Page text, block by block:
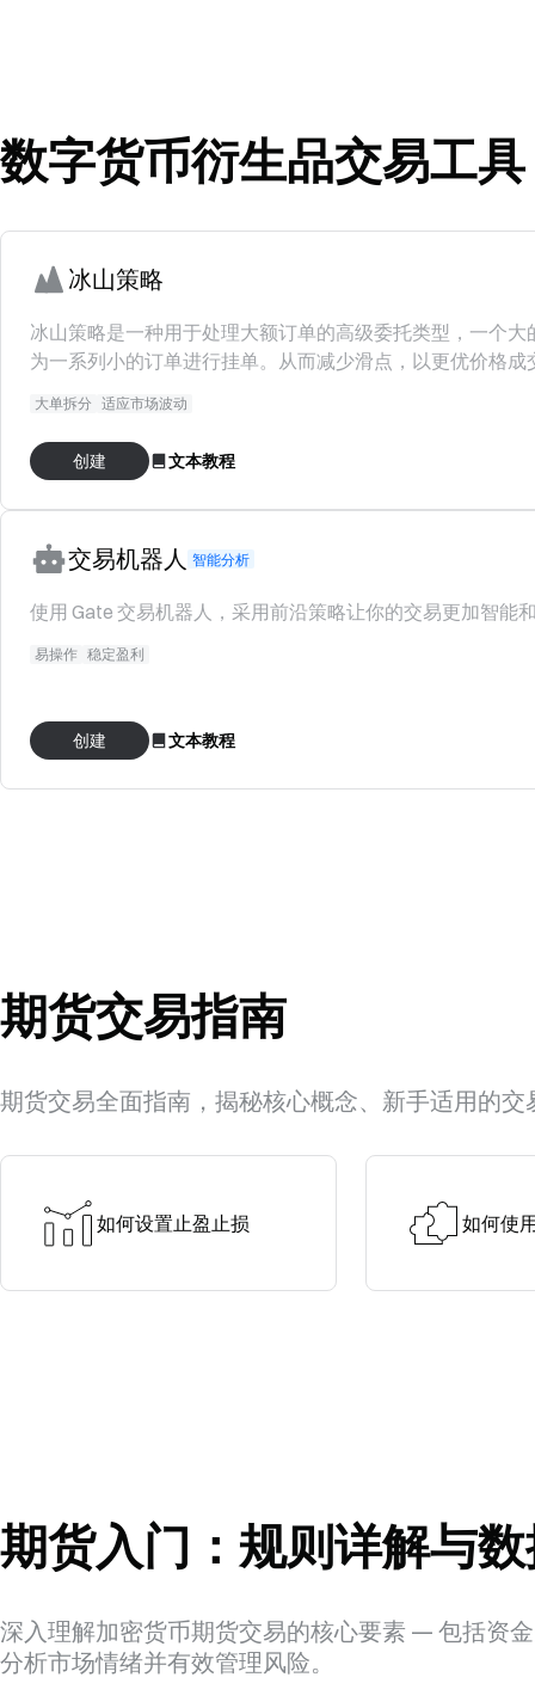
数字货币衍生品交易工具
冰山策略
冰山策略是一种用于处理大额订单的高级委托类型，一个大
为一系列小的订单进行挂单。从而减少滑点，以更优价格成
大单拆分 适应市场波动
创建 文本教程
交易机器人 智能分析
使用 Gate 交易机器人，采用前沿策略让你的交易更加智能
易操作 稳定盈利
创建 文本教程
期货交易指南
期货交易全面指南，揭秘核心概念、新手适用的
如何设置止盈止损 如何使
期货入门：规则详解与
深入理解加密货币期货交易的核心要素 — 包括资
分析市场情绪并有效管理风险。